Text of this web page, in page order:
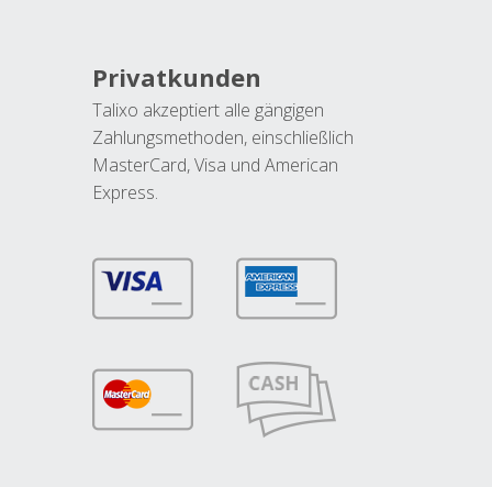
Privatkunden
Talixo akzeptiert alle gängigen
Zahlungsmethoden, einschließlich
MasterCard, Visa und American
Express.